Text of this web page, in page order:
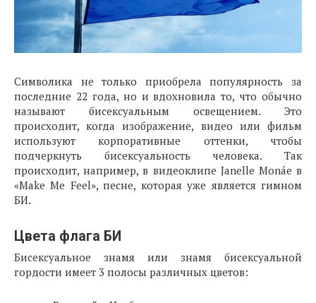
Символика не только приобрела популярность за
последние 22 года, но и вдохновила то, что обычно
называют бисексуальным освещением. Это
происходит, когда изображение, видео или фильм
используют корпоративные оттенки, чтобы
подчеркнуть бисексуальность человека. Так
происходит, например, в видеоклипе Janelle Monáe в
«Make Me Feel», песне, которая уже является гимном
БИ.
Цвета флага БИ
Бисексуальное знамя или знамя бисексуальной
гордости имеет 3 полосы различных цветов: